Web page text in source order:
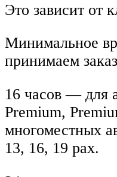
Это зависит от
Минимальное
принимаем
16 часов — для
Premium,
многоместных
13, 16, 19 pax.